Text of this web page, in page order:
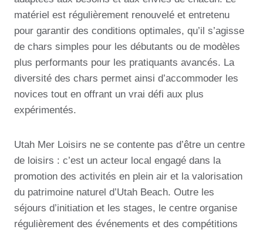
matériel est régulièrement renouvelé et entretenu
pour garantir des conditions optimales, qu’il s’agisse
de chars simples pour les débutants ou de modèles
plus performants pour les pratiquants avancés. La
diversité des chars permet ainsi d’accommoder les
novices tout en offrant un vrai défi aux plus
expérimentés.
Utah Mer Loisirs ne se contente pas d’être un centre
de loisirs : c’est un acteur local engagé dans la
promotion des activités en plein air et la valorisation
du patrimoine naturel d’Utah Beach. Outre les
séjours d’initiation et les stages, le centre organise
régulièrement des événements et des compétitions